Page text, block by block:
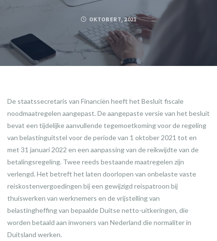
OKTOBER 7, 2021
De staatssecretaris van Financiën heeft het Besluit fiscale
noodmaatregelen aangepast. De aangepaste versie van het besluit
bevat een tijdelijke aanvullende tegemoetkoming voor de regeling
van belastinguitstel voor de periode van 1 oktober 2021 tot en
met 31 januari 2022 en een aanpassing van de reikwijdte van de
betalingsregeling. Twee reeds bestaande maatregelen zijn
verlengd. Het betreft het laten doorlopen van onbelaste vaste
reiskostenvergoedingen bij een gewijzigd reispatroon bij
thuiswerken van werknemers en de vrijstelling van
belastingheffing van bepaalde Duitse netto-uitkeringen, die
worden betaald aan inwoners van Nederland die normaliter in
Duitsland werken.